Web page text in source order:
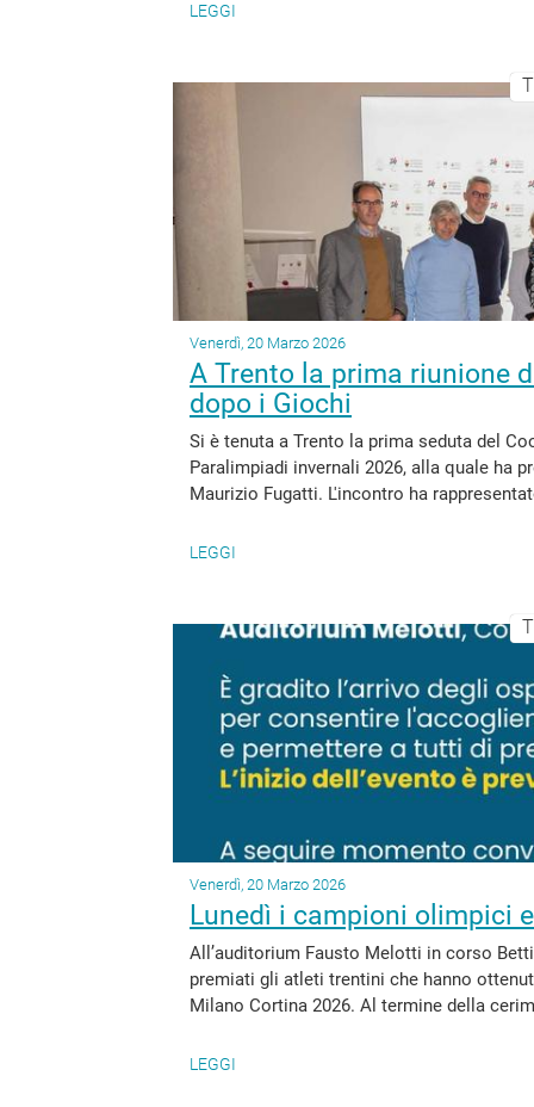
LEGGI
Venerdì, 20 Marzo 2026
A Trento la prima riunione
dopo i Giochi
Si è tenuta a Trento la prima seduta del
Paralimpiadi invernali 2026, alla quale ha
Maurizio Fugatti. L'incontro ha
LEGGI
Venerdì, 20 Marzo 2026
Lunedì i campioni olimpici
All’auditorium Fausto Melotti in corso
premiati gli atleti trentini che hanno
Milano Cortina 2026. Al termine della
LEGGI